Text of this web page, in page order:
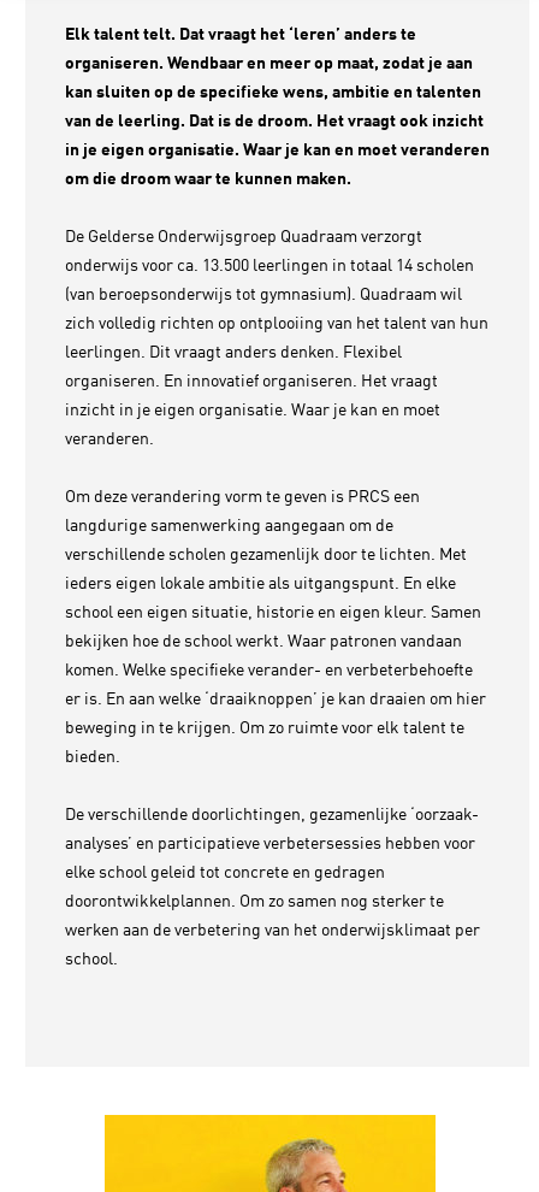
Elk talent telt. Dat vraagt het ‘leren’ anders te
organiseren. Wendbaar en meer op maat, zodat je aan
kan sluiten op de specifieke wens, ambitie en talenten
van de leerling. Dat is de droom. Het vraagt ook inzicht
in je eigen organisatie. Waar je kan en moet veranderen
om die droom waar te kunnen maken.
De Gelderse Onderwijsgroep Quadraam verzorgt
onderwijs voor ca. 13.500 leerlingen in totaal 14 scholen
(van beroepsonderwijs tot gymnasium). Quadraam wil
zich volledig richten op ontplooiing van het talent van hun
leerlingen. Dit vraagt anders denken. Flexibel
organiseren. En innovatief organiseren. Het vraagt
inzicht in je eigen organisatie. Waar je kan en moet
veranderen.
Om deze verandering vorm te geven is PRCS een
langdurige samenwerking aangegaan om de
verschillende scholen gezamenlijk door te lichten. Met
ieders eigen lokale ambitie als uitgangspunt. En elke
school een eigen situatie, historie en eigen kleur. Samen
bekijken hoe de school werkt. Waar patronen vandaan
komen. Welke specifieke verander- en verbeterbehoefte
er is. En aan welke ‘draaiknoppen’ je kan draaien om hier
beweging in te krijgen. Om zo ruimte voor elk talent te
bieden.
De verschillende doorlichtingen, gezamenlijke ‘oorzaak-
analyses’ en participatieve verbetersessies hebben voor
elke school geleid tot concrete en gedragen
doorontwikkelplannen. Om zo samen nog sterker te
werken aan de verbetering van het onderwijsklimaat per
school.